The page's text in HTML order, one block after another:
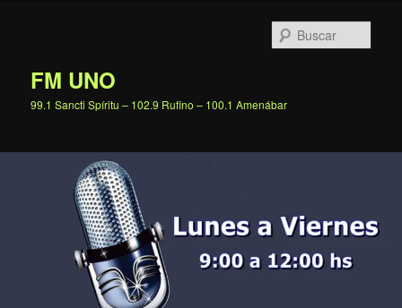
FM UNO
99.1 Sancti Spíritu – 102.9 Rufino – 100.1 Amenábar